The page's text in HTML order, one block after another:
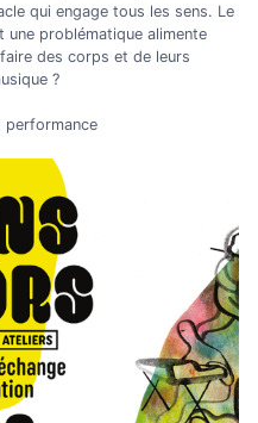
qui engage tous les sens. Le
problématique alimente
des corps et de leurs
?
performance